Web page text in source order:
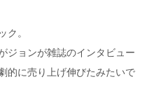
ク。
ジョンが雑誌のインタビュー
的に売り上げ伸びたみたいで